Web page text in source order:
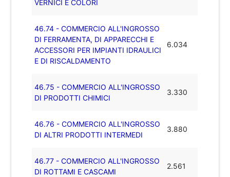
VERNICI E COLORI
46.74 - COMMERCIO ALL'INGROSSO
DI FERRAMENTA, DI APPARECCHI E
ACCESSORI PER IMPIANTI IDRAULICI
E DI RISCALDAMENTO
6.034
46.75 - COMMERCIO ALL'INGROSSO
DI PRODOTTI CHIMICI
3.330
46.76 - COMMERCIO ALL'INGROSSO
DI ALTRI PRODOTTI INTERMEDI
3.880
46.77 - COMMERCIO ALL'INGROSSO
DI ROTTAMI E CASCAMI
2.561